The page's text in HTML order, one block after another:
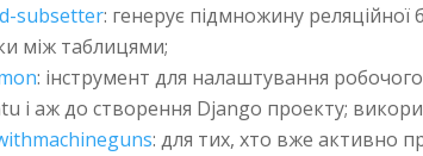
subsetter: генерує підмножину
між таблицями;
: інструмент для налаштування
і аж до створення Django проекту;
: для тих, хто вже активно